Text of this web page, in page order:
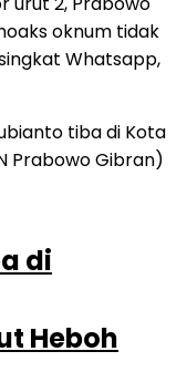
oknum tidak
Whatsapp,
di
Heboh